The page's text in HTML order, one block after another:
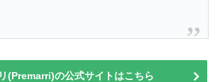
(Premarri)の公式サイトはこちら